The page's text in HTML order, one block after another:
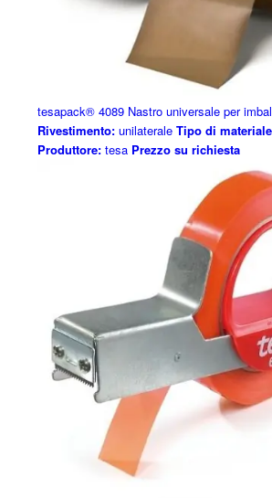
tesapack® 4089 Nastro universale per
Rivestimento:unilaterale Tipo di
Produttore:tesa Prezzo su richiesta